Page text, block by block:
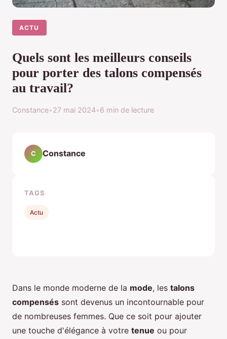
ACTU
Quels sont les meilleurs conseils
pour porter des talons compensés
au travail?
Constance•27 mai 2024•6 min de lecture
Dans le monde moderne de la mode, les talons
compensés sont devenus un incontournable pour
de nombreuses femmes. Que ce soit pour ajouter
une touche d'élégance à votre tenue ou pour
C Constance
TAGS
Actu